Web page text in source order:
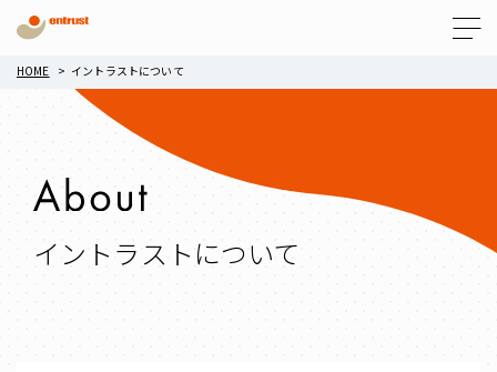
HOME イントラストについて
イントラストについて